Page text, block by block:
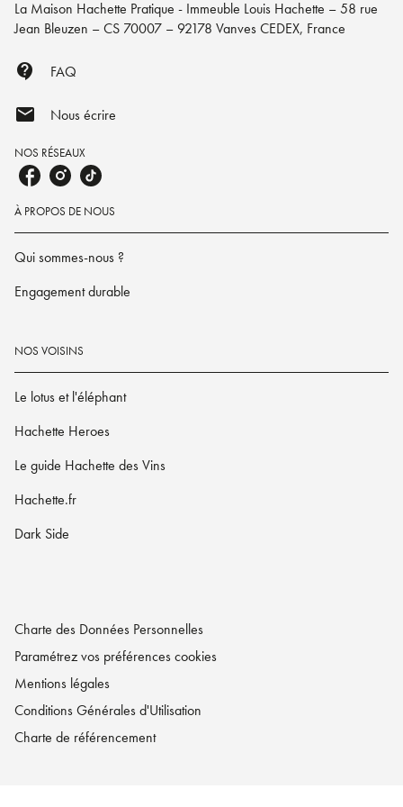
La Maison Hachette Pratique - Immeuble Louis Hachette – 58 rue
Jean Bleuzen – CS 70007 – 92178 Vanves CEDEX, France
contact_support FAQ
mail Nous écrire
NOS RÉSEAUX
À PROPOS DE NOUS
Qui sommes-nous ?
Engagement durable
NOS VOISINS
Le lotus et l'éléphant
Hachette Heroes
Le guide Hachette des Vins
Hachette.fr
Dark Side
Charte des Données Personnelles
Paramétrez vos préférences cookies
Mentions légales
Conditions Générales d'Utilisation
Charte de référencement